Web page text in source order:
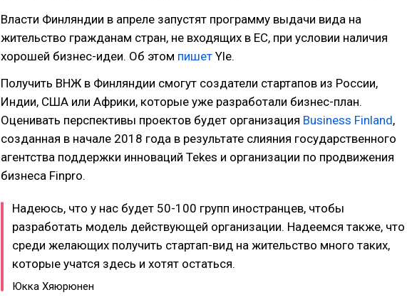
Власти Финляндии в апреле запустят программу выдачи вида на
жительство гражданам стран, не входящих в ЕС, при условии наличия
хорошей бизнес-идеи. Об этом пишет Yle.
Получить ВНЖ в Финляндии смогут создатели стартапов из России,
Индии, США или Африки, которые уже разработали бизнес-план.
Оценивать перспективы проектов будет организация Business Finland,
созданная в начале 2018 года в результате слияния государственного
агентства поддержки инноваций Tekes и организации по продвижения
бизнеса Finpro.
Надеюсь, что у нас будет 50-100 групп иностранцев, чтобы
разработать модель действующей организации. Надеемся также, что
среди желающих получить стартап-вид на жительство много таких,
которые учатся здесь и хотят остаться.
Юкка Хяюрюнен